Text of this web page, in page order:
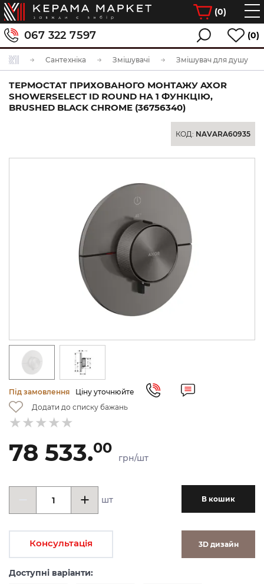
(0)
067 322 7597 (0)
Сантехніка Змішувачі Змішувач для душу
ТЕРМОСТАТ ПРИХОВАНОГО МОНТАЖУ AXOR
SHOWERSELECT ID ROUND НА 1 ФУНКЦІЮ,
BRUSHED BLACK CHROME (36756340)
КОД: NAVARA60935
Під замовлення
Ціну уточнюйте
Додати до списку бажань
78 533.00
грн/шт
шт В кошик
Консультація 3D дизайн
Доступні варіанти: